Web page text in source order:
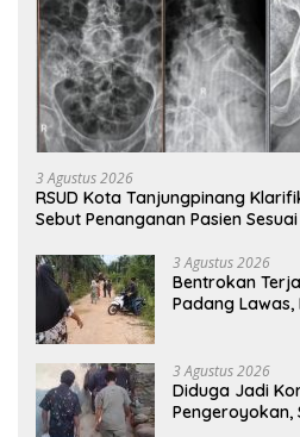
3 Agustus 2026
RSUD Kota Tanjungpinang
Sebut Penanganan Pasien
3 Agustus 2026
Bentrokan
Padang Lawas,
3 Agustus 2026
Diduga Jadi
Pengeroyokan,